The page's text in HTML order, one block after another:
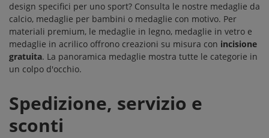
design specifici per uno sport? Consulta le nostre medaglie da
calcio, medaglie per bambini o medaglie con motivo. Per
materiali premium, le medaglie in legno, medaglie in vetro e
medaglie in acrilico offrono creazioni su misura con incisione
gratuita. La panoramica medaglie mostra tutte le categorie in
un colpo d'occhio.
Spedizione, servizio e
sconti